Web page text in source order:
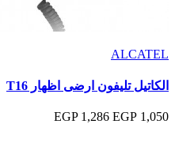
ALCATEL
الكاتيل تليفون ارضى اظهار T16
1,050 EGP
1,286 EGP